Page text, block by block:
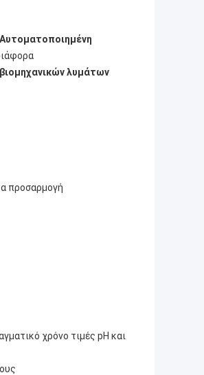
Αυτοματοποιημένη
λυμάτων
προσαρμογή
χρόνο τιμές pH και